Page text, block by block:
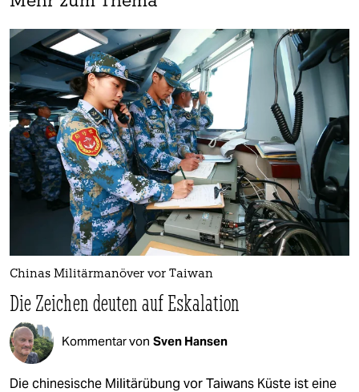
Chinas Militärmanöver vor Taiwan
Die Zeichen deuten auf Eskalation
Kommentar von Sven Hansen
Die chinesische Militärübung vor Taiwans Küste ist eine